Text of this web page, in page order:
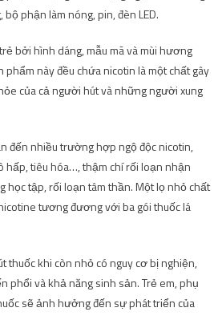
phận làm nóng, pin, đèn LED.
bởi hình dáng, mẫu mã và mùi hương
phẩm này đều chứa nicotin là một chất gây
của cả người hút và những người xung
đến nhiều trường hợp ngộ độc nicotin,
hấp, tiêu hóa…, thậm chí rối loạn nhận
học tập, rối loạn tâm thần. Một lọ nhỏ chất
tương đương với ba gói thuốc lá
thuốc khi còn nhỏ có nguy cơ bị nghiện,
phổi và khả năng sinh sản. Trẻ em, phụ
sẽ ảnh hưởng đến sự phát triển của